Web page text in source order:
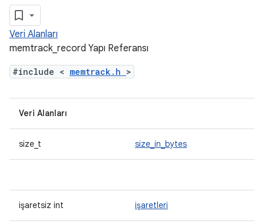
Veri Alanları
memtrack_record Yapı Referansı
#include < memtrack.h >
Veri Alanları
size_t size_in_bytes
işaretsiz int işaretleri